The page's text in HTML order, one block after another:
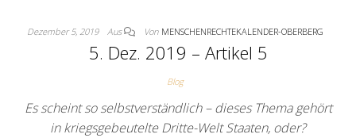
Dezember 5, 2019 Aus Von MENSCHENRECHTEKALENDER-OBERBERG
5. Dez. 2019 – Artikel 5
Blog
Es scheint so selbstverständlich – dieses Thema gehört
in kriegsgebeutelte Dritte-Welt Staaten, oder?